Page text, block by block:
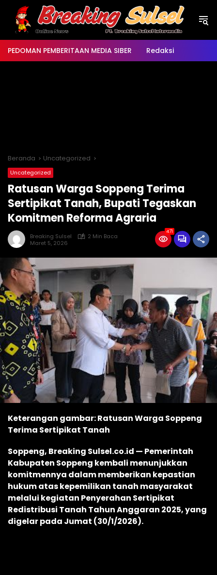
Langsung
konten
PEDOMAN PEMBERITAAN MEDIA SIBER Redaksi
Beranda Uncategorized
Uncategorized
Ratusan Warga Soppeng Terima
Sertipikat Tanah, Bupati Tegaskan
Komitmen Reforma Agraria
Breaking Sulsel
2 Min Baca
Maret 5, 2026
471
Keterangan gambar: Ratusan Warga Soppeng
Terima Sertipikat Tanah
Soppeng, Breaking Sulsel.co.id — Pemerintah
Kabupaten Soppeng kembali menunjukkan
komitmennya dalam memberikan kepastian
hukum atas kepemilikan tanah masyarakat
melalui kegiatan Penyerahan Sertipikat
Redistribusi Tanah Tahun Anggaran 2025, yang
digelar pada Jumat (30/1/2026).